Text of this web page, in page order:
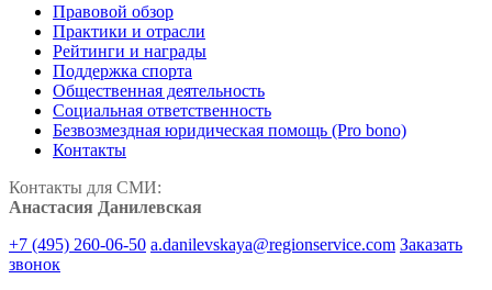
Правовой обзор
Практики и отрасли
Рейтинги и награды
Поддержка спорта
Общественная деятельность
Социальная ответственность
Безвозмездная юридическая помощь (Pro bono)
Контакты
Контакты для СМИ:
Анастасия Данилевская
+7 (495) 260-06-50 a.danilevskaya@regionservice.com Заказать
звонок